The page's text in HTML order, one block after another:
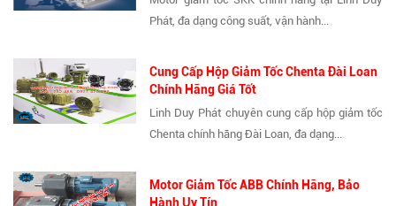
Phát, đa dạng công suất, vận hành...
Cung Cấp Hộp Giảm Tốc Chenta Đài Loan
Chính Hãng Giá Tốt
Linh Duy Phát chuyên cung cấp hộp giảm tốc
Chenta chính hãng Đài Loan, đa dạng...
Motor Giảm Tốc ABB Chính Hãng, Bảo
Hành Uy Tín